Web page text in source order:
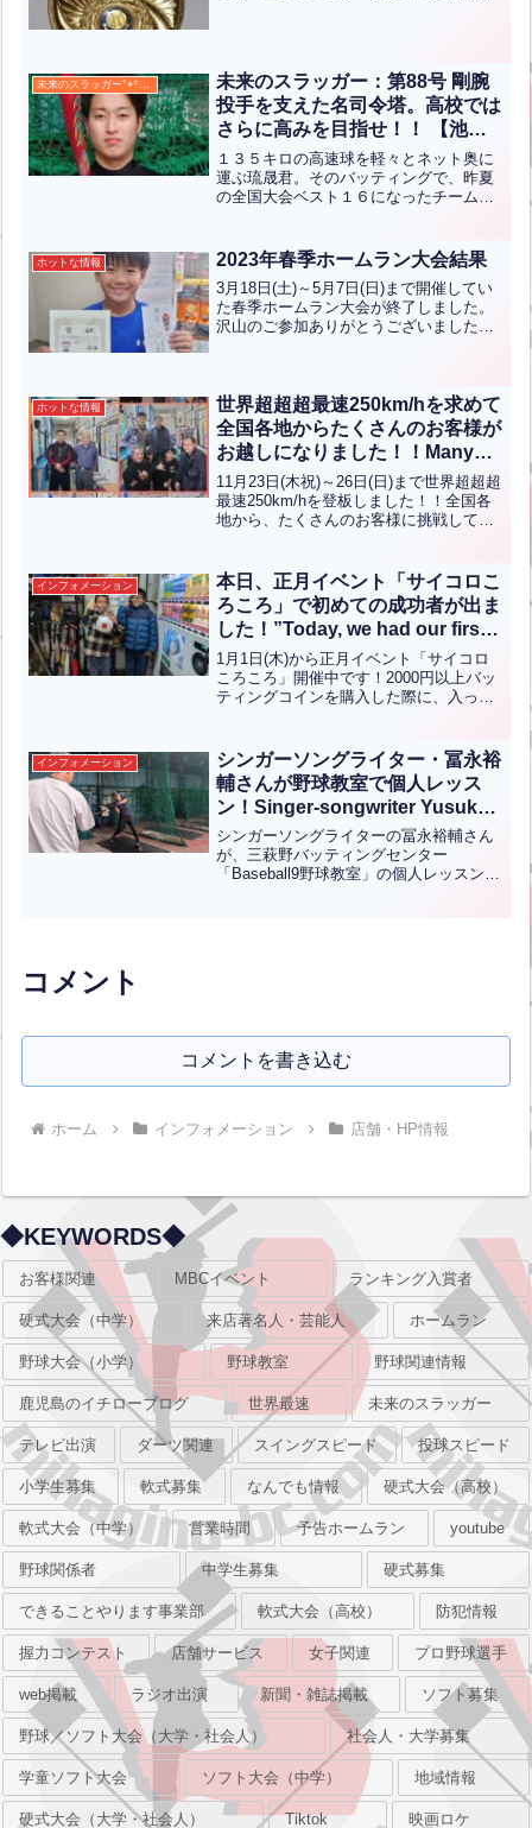
未来のスラッガー°⌖꙳✧˖°
未来のスラッガー：第88号 剛腕
投手を支えた名司令塔。高校では
さらに高みを目指せ！！ 【池田
琉晟】
１３５キロの高速球を軽々とネット奥に
運ぶ琉晟君。そのバッティングで、昨夏
の全国大会ベスト１６になったチームを
球を受け、安定したキャッチングでチー
ムによいリズムを作り出し...全文はクリ
ック
ホットな情報 2023年春季ホームラン大会結果
3月18日(土)～5月7日(日)まで開催してい
た春季ホームラン大会が終了しました。
沢山のご参加ありがとうございました！
す！...全文はクリック
ホットな情報
世界超超超最速250km/hを求めて
全国各地からたくさんのお客様が
お越しになりました！！Many
customers from all over the
country came seeking the
world’s ultra, ultra, ultra-fast 250
11月23日(木祝)～26日(日)まで世界超超超
最速250km/hを登板しました！！全国各
地から、たくさんのお客様に挑戦してい
全文はクリック
インフォメーション
本日、正月イベント「サイコロこ
ろころ」で初めての成功者が出ま
した！”Today, we had our first
successful participant in the
New Year event “Dice Roll
Roll”!”【ENG CHT KOR JPN】
1月1日(木)から正月イベント「サイコロ
ころころ」開催中です！2000円以上バッ
ティングコインを購入した際に、入って
差し上げるというイベントですが、熊本
県八代市からお...全文はクリック
インフォメーション
シンガーソングライター・冨永裕
輔さんが野球教室で個人レッス
ン！Singer-songwriter Yusuke
Tominaga took a private
baseball lesson at Mihagino
Batting Center!【ENG CHT
シンガーソングライターの冨永裕輔さん
が、三萩野バッティングセンター
「Baseball9野球教室」の個人レッスンを
コメント
コメントを書き込む
ホーム インフォメーション 店舗・HP情報
◆KEYWORDS◆
お客様関連 MBCイベント ランキング入賞者
硬式大会（中学） 来店著名人・芸能人 ホームラン
野球大会（小学） 野球教室 野球関連情報
鹿児島のイチローブログ 世界最速 未来のスラッガー
テレビ出演 ダーツ関連 スイングスピード 投球スピード
小学生募集 軟式募集 なんでも情報 硬式大会（高校）
軟式大会（中学） 営業時間 予告ホームラン youtube
野球関係者 中学生募集 硬式募集
できることやります事業部 軟式大会（高校） 防犯情報
握力コンテスト 店舗サービス 女子関連 プロ野球選手
web掲載 ラジオ出演 新聞・雑誌掲載 ソフト募集
野球／ソフト大会（大学・社会人） 社会人・大学募集
学童ソフト大会 ソフト大会（中学） 地域情報
硬式大会（大学・社会人） Tiktok 映画ロケ